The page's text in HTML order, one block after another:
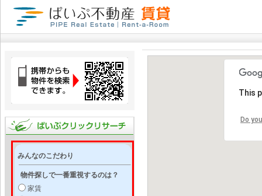
みんなのこだわり
物件探しで一番重視するのは？
家賃
This
Do